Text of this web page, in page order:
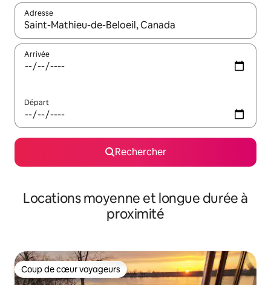
Adresse
Lorsque les résultats s'affichent, utilisez les flèches vers le
Arrivée
Départ
Rechercher
Locations moyenne et longue durée à
proximité
Coup de cœur voyageurs
Coup de cœur voyageurs